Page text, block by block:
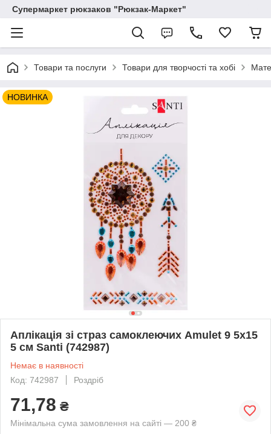
Супермаркет рюкзаков "Рюкзак-Маркет"
Товари та послуги Товари для творчості та хобі
НОВИНКА
Аплікація зі страз самоклеючих Amulet 9 5х15
5 см Santi (742987)
Немає в наявності
Код: 742987
Роздріб
71,78 ₴
Мінімальна сума замовлення на сайті — 200 ₴